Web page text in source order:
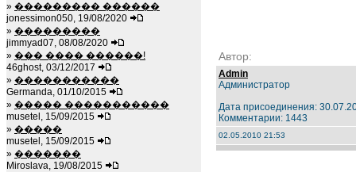
» ��������� ������
jonessimon050, 19/08/2020
» ���������
jimmyad07, 08/08/2020
» ��� ���� ������!
46ghost, 03/12/2017
» �����������
Germanda, 01/10/2015
» ����� �����������
musetel, 15/09/2015
» �����
musetel, 15/09/2015
» �������
Miroslava, 19/08/2015
Автор:
Admin
Администратор
Дата присоединения:
Комментарии: 1443
02.05.2010 21:53